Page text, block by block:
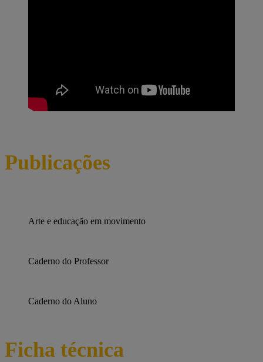
Publicações
Arte e educação em movimento
Caderno do Professor
Caderno do Aluno
Ficha técnica